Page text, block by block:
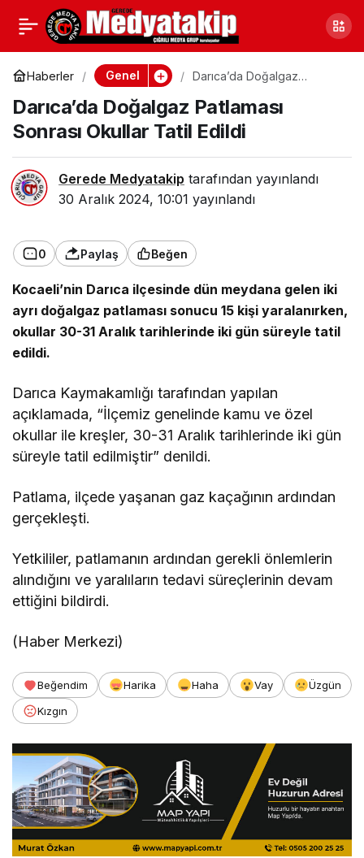
Haberler Genel
Darıca’da Doğalgaz
Tatil Edildi
Darıca’da Doğalgaz Patlaması
Sonrası Okullar Tatil Edildi
Gerede Medyatakip tarafından yayınlandı
30 Aralık 2024, 10:01 yayınlandı
0 Paylaş Beğen
Kocaeli’nin Darıca ilçesinde dün meydana gelen iki
ayrı doğalgaz patlaması sonucu 15 kişi yaralanırken,
okullar 30-31 Aralık tarihlerinde iki gün süreyle tatil
edildi.
Darıca Kaymakamlığı tarafından yapılan
açıklamada, “İlçemiz genelinde kamu ve özel
okullar ile kreşler, 30-31 Aralık tarihlerinde iki gün
süreyle tatil edilmiştir” denildi.
Patlama, ilçede yaşanan gaz kaçağının ardından
gerçekleşti.
Yetkililer, patlamanın ardından gerekli önlemlerin
alındığını ve yaralıların tedavi süreçlerinin devam
ettiğini bildirdi.
(Haber Merkezi)
Beğendim Harika Haha Vay
Üzgün
Kızgın
Çankırı’da Kaçak Alkol
Operasyonu: 2 Şahıs
Gözaltına Alındı
Paylaş